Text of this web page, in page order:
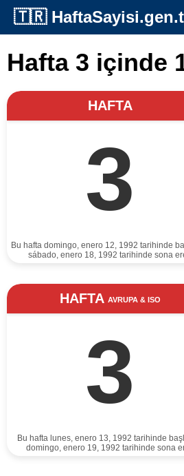
🇹🇷
Hafta 3 içinde
HAFTA
3
Bu hafta domingo, enero 12, 1992 tarihinde
sábado, enero 18, 1992 tarihinde sona
HAFTA AVRUPA & ISO
3
Bu hafta lunes, enero 13, 1992 tarihinde
domingo, enero 19, 1992 tarihinde sona